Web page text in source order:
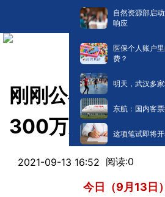
自然资源部启
响应
医保个人账户
费？
明天，武汉多
东航：国内客
这项笔试即将
刚刚公布，华科一
300万元！
2021-09-13 16:52 阅读:0
今日（9月13日